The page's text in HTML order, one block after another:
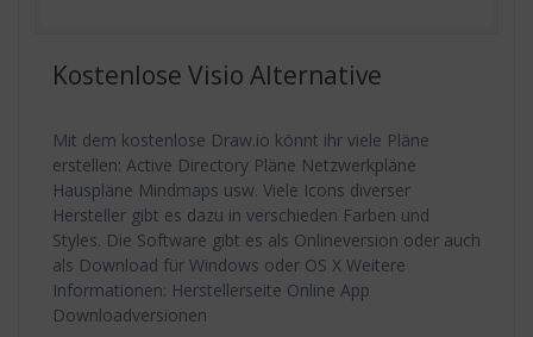
Kostenlose Visio Alternative
Mit dem kostenlose Draw.io könnt ihr viele Pläne
erstellen: Active Directory Pläne Netzwerkpläne
Hauspläne Mindmaps usw. Viele Icons diverser
Hersteller gibt es dazu in verschieden Farben und
Styles. Die Software gibt es als Onlineversion oder auch
als Download für Windows oder OS X Weitere
Informationen: Herstellerseite Online App
Downloadversionen